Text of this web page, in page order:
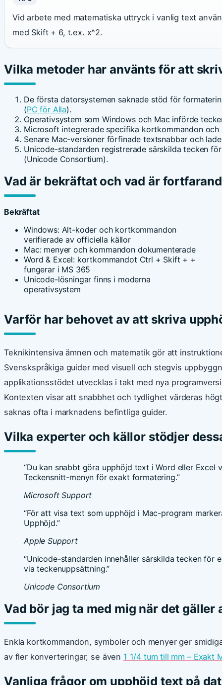
Vid arbete med matematiska uttryck i vanlig text
med Skift + 6, t.ex. x^2.
Vilka metoder har använts för att
De första datorsystemen saknade stöd för
(PC för Alla).
Operativsystem som Windows och Mac införde
Microsoft integrerade specifika kortkommandon
Senare Mac-versioner förfinade textsnabbar och
Unicode-standarden registrerade särskilda tecken
(Unicode Consortium).
Vad är bekräftat och vad är
Bekräftat
Windows: Alt-koder och kortkommandon
verifierade av officiella källor
Mac: menyer och kommandon dokumenterade
Word & Excel: kortkommandot Ctrl + Skift + +
fungerar i MS 365
Unicode-lösningar finns i moderna
operativsystem
Varför har behovet av att skriva
Teknikintensiva ämnen och matematik gör att
Svenskspråkiga guider med visuell och stegvis
applikationsstödet utvecklas i takt med nya
Kontexten visar att snabbhet och tydlighet värderas
saknas ofta i marknadens befintliga guider.
Vilka experter och källor stödjer
“Du kan snabbt göra upphöjd text i Word eller
Teckensnitt-menyn för exakt formatering.”
Microsoft Support
“För att visa text som upphöjd i Mac-program
Upphöjd.”
Apple Support
“Unicode-standarden innehåller särskilda tecken för
via teckenuppsättning.”
Unicode Consortium
Vad bör jag ta med mig när det
Enkla kortkommandon, symboler och menyer ger
av fler konverteringar, se även 1 1/4 tum till mm – Exakt
Vanliga frågor om upphöjd text på